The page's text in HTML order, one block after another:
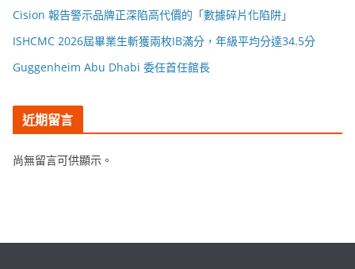
Cision 報告警示品牌正深陷高代價的「數據碎片化陷阱」
ISHCMC 2026屆畢業生斬獲兩枚IB滿分，年級平均分達34.5分
Guggenheim Abu Dhabi 委任首任館長
近期留言
尚無留言可供顯示。